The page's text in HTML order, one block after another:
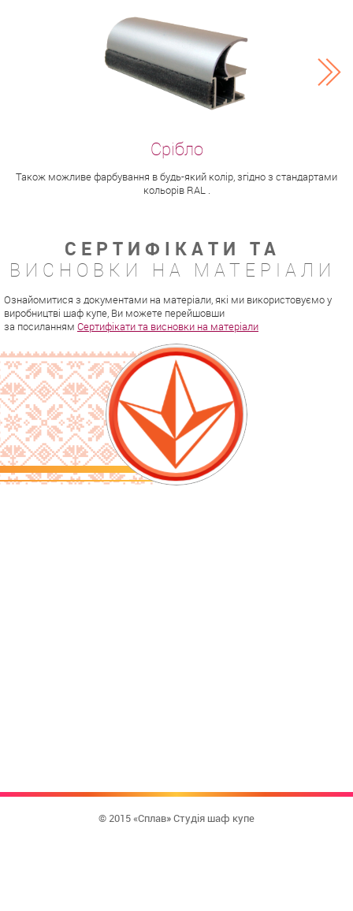
Також можливе фарбування в будь-який колір, згідно з стандартами
кольорів RAL .
СЕРТИФІКАТИ ТА
ВИСНОВКИ НА МАТЕРІАЛИ
Ознайомитися з документами на матеріали, які ми використовуємо у
виробництві шаф купе, Ви можете перейшовши
за посиланням Сертифікати та висновки на матеріали
© 2015 «Сплав» Студія шаф купе